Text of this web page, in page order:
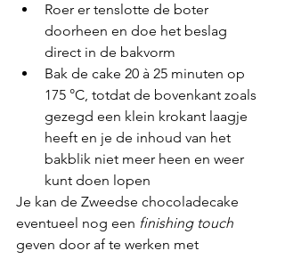
Roer er tenslotte de boter
doorheen en doe het beslag
direct in de bakvorm
Bak de cake 20 à 25 minuten op
175 °C, totdat de bovenkant zoals
gezegd een klein krokant laagje
heeft en je de inhoud van het
bakblik niet meer heen en weer
kunt doen lopen
Je kan de Zweedse chocoladecake
eventueel nog een finishing touch
geven door af te werken met